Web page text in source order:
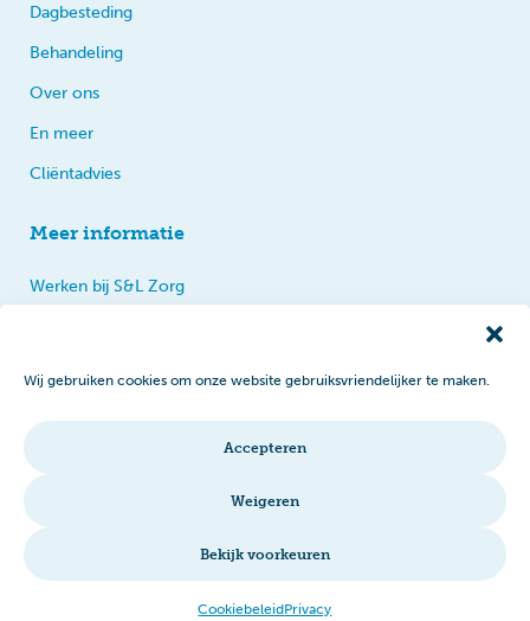
Wij gebruiken cookies om onze website gebruiksvriendelijker te maken.
Accepteren
Weigeren
Bekijk voorkeuren
CookiebeleidPrivacy
Dagbesteding
Behandeling
Over ons
En meer
Cliëntadvies
Meer informatie
Werken bij S&L Zorg
Intranet
© 2026 S&L Zorg